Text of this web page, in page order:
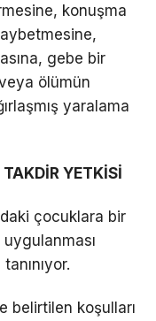
konuşma
gebe bir
ölümün
yaralama
YETKİSİ
çocuklara bir
belirtilen koşulları